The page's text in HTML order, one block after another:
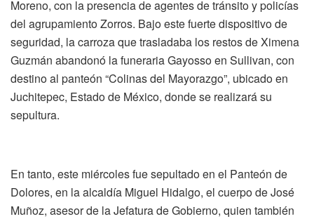
Moreno, con la presencia de agentes de tránsito y policías
del agrupamiento Zorros. Bajo este fuerte dispositivo de
seguridad, la carroza que trasladaba los restos de Ximena
Guzmán abandonó la funeraria Gayosso en Sullivan, con
destino al panteón “Colinas del Mayorazgo”, ubicado en
Juchitepec, Estado de México, donde se realizará su
sepultura.
En tanto, este miércoles fue sepultado en el Panteón de
Dolores, en la alcaldía Miguel Hidalgo, el cuerpo de José
Muñoz, asesor de la Jefatura de Gobierno, quien también